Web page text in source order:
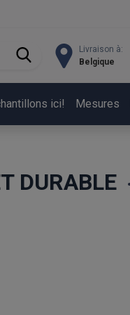
Livraison à:
Belgique
ici! Mesures
DURABLE